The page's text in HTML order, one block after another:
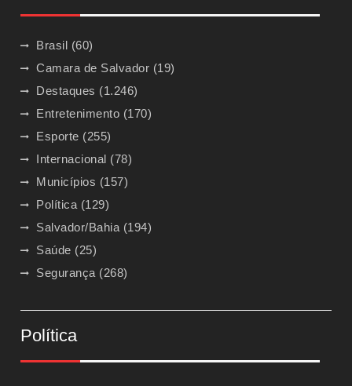
Brasil (60)
Camara de Salvador (19)
Destaques (1.246)
Entretenimento (170)
Esporte (255)
Internacional (78)
Municípios (157)
Política (129)
Salvador/Bahia (194)
Saúde (25)
Segurança (268)
Política